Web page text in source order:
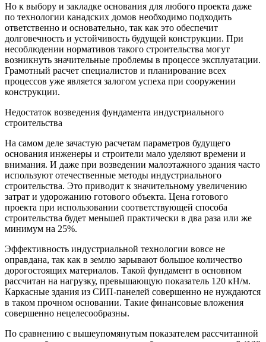
Но к выбору и закладке основания для любого проекта даже
по технологии канадских домов необходимо подходить
ответственно и основательно, так как это обеспечит
долговечность и устойчивость будущей конструкции. При
несоблюдении нормативов такого строительства могут
возникнуть значительные проблемы в процессе эксплуатации.
Грамотный расчет специалистов и планирование всех
процессов уже является залогом успеха при сооружении
конструкции.
Недостаток возведения фундамента индустриального
строительства
На самом деле зачастую расчетам параметров будущего
основания инженеры и строители мало уделяют времени и
внимания. И даже при возведении малоэтажного здания часто
используют отечественные методы индустриального
строительства. Это приводит к значительному увеличению
затрат и удорожанию готового объекта. Цена готового
проекта при использовании соответствующей способа
строительства будет меньшей практически в два раза или же
минимум на 25%.
Эффективность индустриальной технологии вовсе не
оправдана, так как в землю зарывают большое количество
дорогостоящих материалов. Такой фундамент в основном
рассчитан на нагрузку, превышающую показатель 120 кН/м.
Каркасные здания из СИП-панелей совершенно не нуждаются
в таком прочном основании. Такие финансовые вложения
совершенно нецелесообразны.
По сравнению с вышеупомянутым показателем рассчитанной